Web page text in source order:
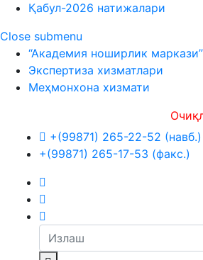
Қабул-2026 натижалари
Close submenu
“Академия ноширлик
Экспертиза хизматлари
Меҳмонхона хизмати
Очиқлик,
+(99871) 265-22-52 (навб.)
+(99871) 265-17-53 (факс.)